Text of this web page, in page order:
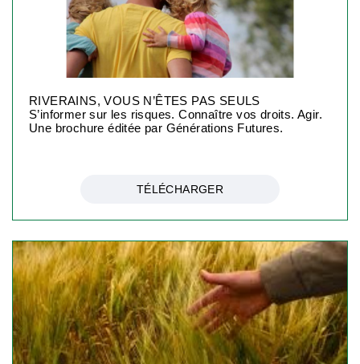
RIVERAINS, VOUS N’ÊTES PAS SEULS
S’informer sur les risques. Connaître vos droits. Agir.
Une brochure éditée par Générations Futures.
TÉLÉCHARGER